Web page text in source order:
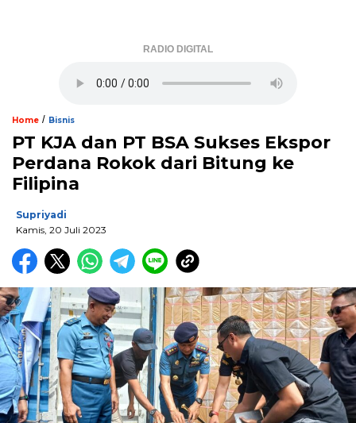
RADIO DIGITAL
Home / Bisnis
PT KJA dan PT BSA Sukses Ekspor
Perdana Rokok dari Bitung ke
Filipina
Supriyadi
Kamis, 20 Juli 2023